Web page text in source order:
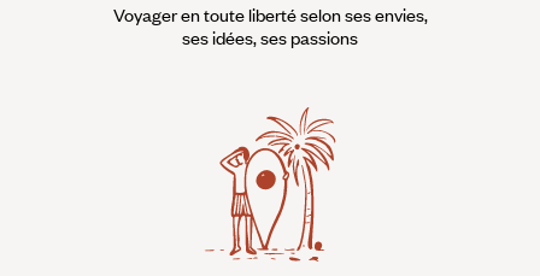
Voyager en toute liberté selon ses envies,
ses idées, ses passions